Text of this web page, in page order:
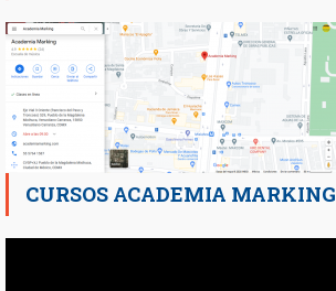
CURSOS ACADEMIA MARKING